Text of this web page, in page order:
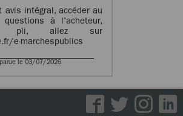
avis intégral, accéder au
à l’acheteur,
pli, allez sur
e-marchespublics
le 03/07/2026